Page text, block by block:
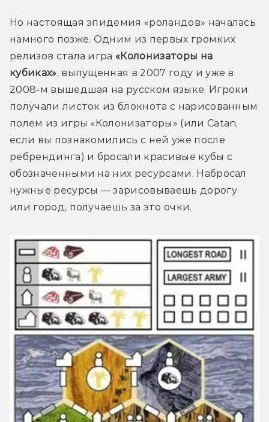
Но настоящая эпидемия «роландов» началась
намного позже. Одним из первых громких
релизов стала игра «Колонизаторы на
кубиках», выпущенная в 2007 году и уже в
2008-м вышедшая на русском языке. Игроки
получали листок из блокнота с нарисованным
полем из игры «Колонизаторы» (или Catan,
если вы познакомились с ней уже после
ребрендинга) и бросали красивые кубы с
обозначенными на них ресурсами. Набросал
нужные ресурсы — зарисовываешь дорогу
или город, получаешь за это очки.